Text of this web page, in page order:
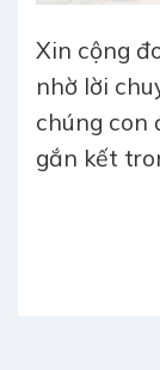
Xin cộng
nhờ lời
chúng con
gắn kết